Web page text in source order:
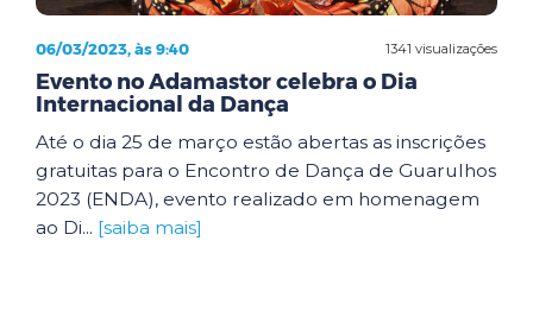
1341 visualizações
06/03/2023, às 9:40
Evento no Adamastor celebra o Dia
Internacional da Dança
Até o dia 25 de março estão abertas as inscrições
gratuitas para o Encontro de Dança de Guarulhos
2023 (ENDA), evento realizado em homenagem
ao Di... [saiba mais]